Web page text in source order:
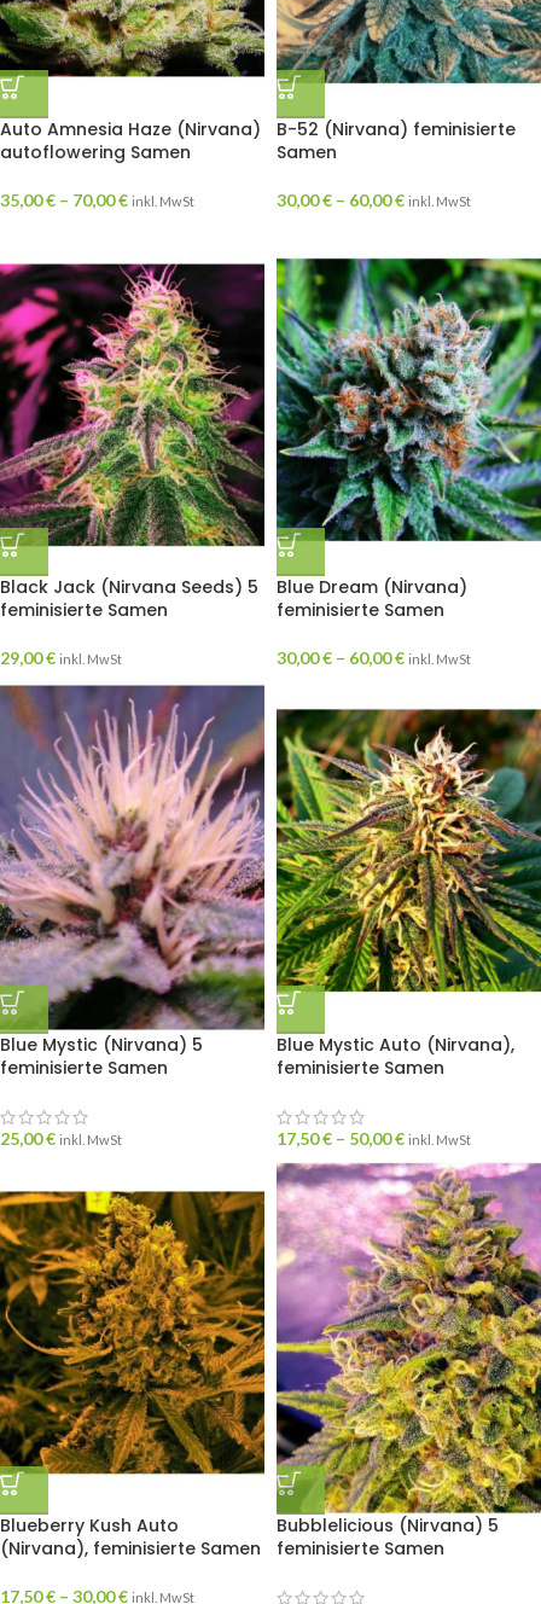
Auto Amnesia Haze (Nirvana)
autoflowering Samen
35,00€ – 70,00€ inkl. MwSt
B-52 (Nirvana) feminisierte
Samen
30,00€ – 60,00€ inkl. MwSt
Black Jack (Nirvana Seeds) 5
feminisierte Samen
29,00€ inkl. MwSt
Blue Dream (Nirvana)
feminisierte Samen
30,00€ – 60,00€ inkl. MwSt
Blue Mystic (Nirvana) 5
feminisierte Samen
25,00€ inkl. MwSt
Blue Mystic Auto (Nirvana),
feminisierte Samen
17,50€ – 50,00€ inkl. MwSt
Blueberry Kush Auto
(Nirvana), feminisierte Samen
17,50€ – 30,00€ inkl. MwSt
Bubblelicious (Nirvana) 5
feminisierte Samen